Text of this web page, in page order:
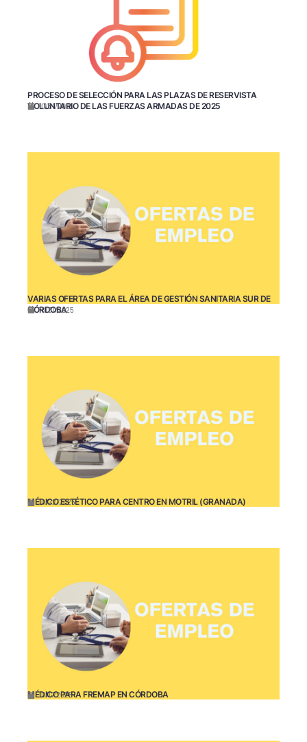
PROCESO DE SELECCIÓN PARA LAS PLAZAS DE RESERVISTA
VOLUNTARIO DE LAS FUERZAS ARMADAS DE 2025
10/31/2025
VARIAS OFERTAS PARA EL ÁREA DE GESTIÓN SANITARIA SUR DE
CÓRDOBA
10/31/2025
MÉDICO ESTÉTICO PARA CENTRO EN MOTRIL (GRANADA)
10/22/2025
MÉDICO PARA FREMAP EN CÓRDOBA
10/17/2025